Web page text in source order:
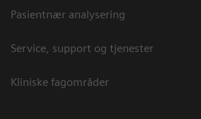
Pasientnær analysering
Service, support og tjenester
Kliniske fagområder